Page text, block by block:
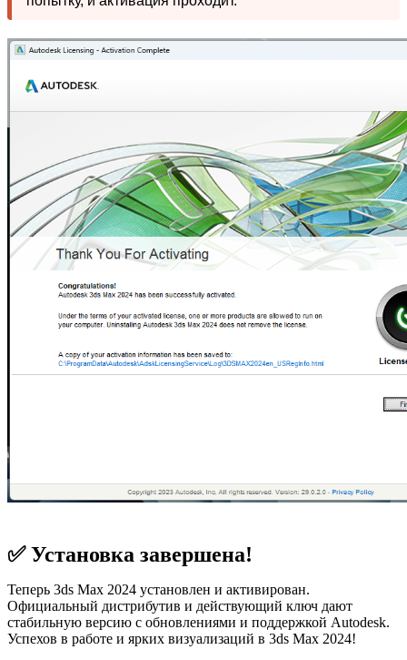
✅ Установка завершена!
Теперь 3ds Max 2024 установлен и активирован.
Официальный дистрибутив и действующий ключ дают
стабильную версию с обновлениями и поддержкой Autodesk.
Успехов в работе и ярких визуализаций в 3ds Max 2024!